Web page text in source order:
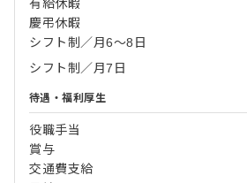
有給休暇
慶弔休暇
シフト制／月6～8日
シフト制／月7日
待遇・福利厚生
役職手当
賞与
交通費支給